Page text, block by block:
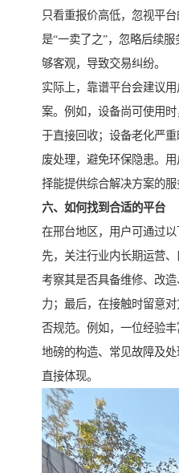
只看重报价高低，忽视平
是“一卖了之”，忽略后续
够客观，导致交易纠纷。
实际上，靠谱平台会建议
案。例如，设备尚可使用
于直接回收；设备老化严
废处理，避免环保隐患。
择能提供综合解决方案的服
六、如何找到合适的平台
在邢台地区，用户可通过
先，关注行业内长期运营、
考察其是否具备维修、改
力；最后，在接触时留意
否规范。例如，一位经验
地磅的构造、常见故障及
直接体现。